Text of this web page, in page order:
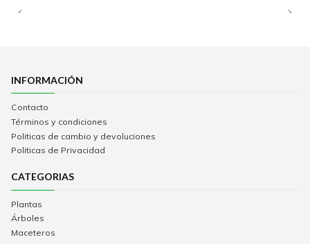
INFORMACIÓN
Contacto
Términos y condiciones
Politicas de cambio y devoluciones
Politicas de Privacidad
CATEGORIAS
Plantas
Árboles
Maceteros